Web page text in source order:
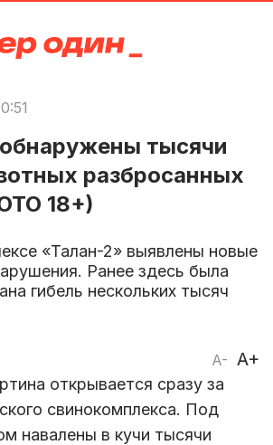
тысячи
разбросанных
18+)
«Талан-2» выявлены новые
Ранее здесь была
гибель нескольких тысяч
A- A+
открывается сразу за
свинокомплекса. Под
навалены в кучи тысячи